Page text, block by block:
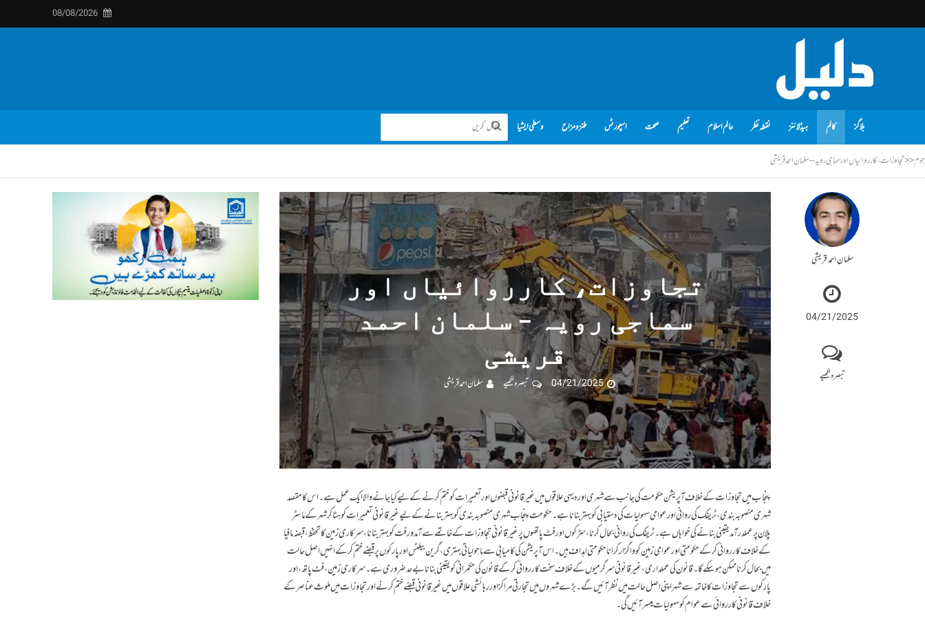
08/08/2026
بلاگز کالم ہیڈلائنز نقطہ نظر عالم اسلام تعلیم صحت اسپورٹس طنز و مزاح وسطی ایشیا
ہوم<<تجاوزات، کارروائیاں اور سماجی رویہ – سلمان احمد قریشی
سلمان احمد قریشی
04/21/2025
تبصرہ لکھیے
تجاوزات، کارروائیاں اور
سماجی رویہ – سلمان احمد
قریشی
04/21/2025 تبصرہ لکھیے سلمان احمد قریشی
پنجاب میں تجاوزات کے خلاف آپریشن حکومت کی جانب سے شہری اور دیہی علاقوں میں غیر قانونی قبضوں اور تعمیرات کو ختم کرنے کے لیے کیا جانے والا ایک عمل ہے۔ اس کا مقصد
شہری منصوبہ بندی، ٹریفک کی روانی اور عوامی سہولیات کی دستیابی کو بہتر بنانا ہے۔حکومت پنجاب شہری منصوبہ بندی کو بہتر بنانے کے لیے غیر قانونی تعمیرات کو ہٹاکر شہر کے ماسٹر
پلان پر عملدرآمد یقینی بنانے کی خواہاں ہے۔ٹریفک کی روانی بحال کرنا، سڑکوں اور فٹ پاتھوں پر غیر قانونی تجاوزات کے خاتمے سے آمدورفت کو بہتر بنانا،سرکاری زمین کا تحفظ، قبضہ مافیا
کے خلاف کارروائی کرکے حکومتی اور عوامی زمین کو واگزار کراناحکومتی اہداف ہیں۔اس آپریشن کی کامیابی سے ماحولیاتی بہتری،گرین بیلٹس اور پارکوں پر قبضے ختم کرکے انہیں اصل حالت
میں بحال کرنا ممکن ہوسکے گا۔قانون کی عملداری،غیر قانونی سرگرمیوں کے خلاف سخت کارروائی کرکے قانون کی حکمرانی کو یقینی بنانابے حدضروری ہے۔سرکاری زمین، فٹ پاتھ، اور
پارکوں سے تجاوزات کا خاتمہ سے شہر اپنی اصل حالت میں نظرآئیں گے۔بڑے شہروں میں تجارتی مراکز اور رہائشی علاقوں میں غیر قانونی قبضے ختم کرنے اورتجاوزات میں ملوث عناصر کے
خلاف قانونی کارروائی سے عوام کو سہولیات میسرآئیں گی۔